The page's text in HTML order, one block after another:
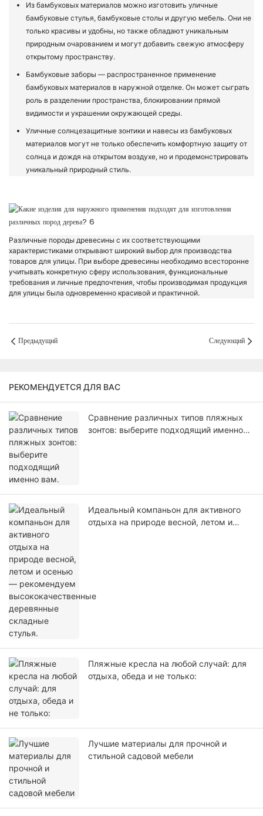
Из бамбуковых материалов можно изготовить уличные
бамбуковые стулья, бамбуковые столы и другую мебель. Они не
только красивы и удобны, но также обладают уникальным
природным очарованием и могут добавить свежую атмосферу
открытому пространству.
Бамбуковые заборы — распространенное применение
бамбуковых материалов в наружной отделке. Он может сыграть
роль в разделении пространства, блокировании прямой
видимости и украшении окружающей среды.
Уличные солнцезащитные зонтики и навесы из бамбуковых
материалов могут не только обеспечить комфортную защиту от
солнца и дождя на открытом воздухе, но и продемонстрировать
уникальный природный стиль.
Различные породы древесины с их соответствующими
характеристиками открывают широкий выбор для производства
товаров для улицы. При выборе древесины необходимо всесторонне
учитывать конкретную сферу использования, функциональные
требования и личные предпочтения, чтобы производимая продукция
для улицы была одновременно красивой и практичной.
Предыдущий Следующий
РЕКОМЕНДУЕТСЯ ДЛЯ ВАС
Сравнение различных типов пляжных
зонтов: выберите подходящий именно
Идеальный компаньон для активного
отдыха на природе весной, летом и
Пляжные кресла на любой случай: для
отдыха, обеда и не только:
Лучшие материалы для прочной и
стильной садовой мебели